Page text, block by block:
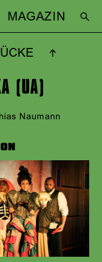
MAGAZIN
(UA)
Naumann